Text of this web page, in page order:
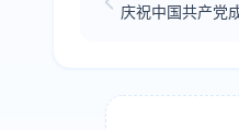
庆祝中国共产党